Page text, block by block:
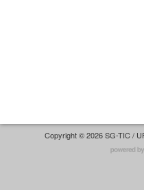
Copyright © 2026 SG-TIC /